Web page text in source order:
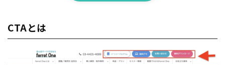
CTAとは